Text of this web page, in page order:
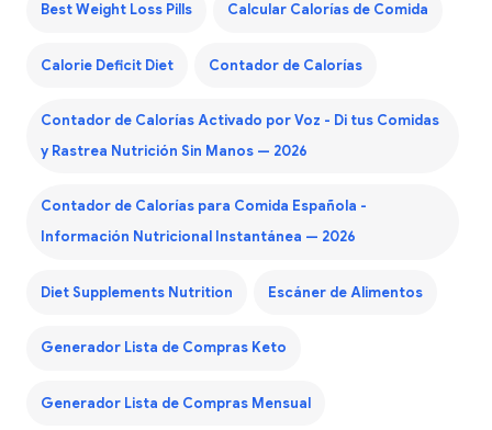
Best Weight Loss Pills Calcular Calorías de Comida
Calorie Deficit Diet Contador de Calorías
Contador de Calorías Activado por Voz - Di tus Comidas
y Rastrea Nutrición Sin Manos — 2026
Contador de Calorías para Comida Española -
Información Nutricional Instantánea — 2026
Diet Supplements Nutrition Escáner de Alimentos
Generador Lista de Compras Keto
Generador Lista de Compras Mensual